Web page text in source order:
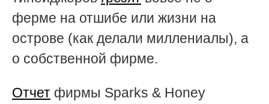
ферме на отшибе или жизни на
острове (как делали миллениалы), а
о собственной фирме.
Отчет фирмы Sparks & Honey